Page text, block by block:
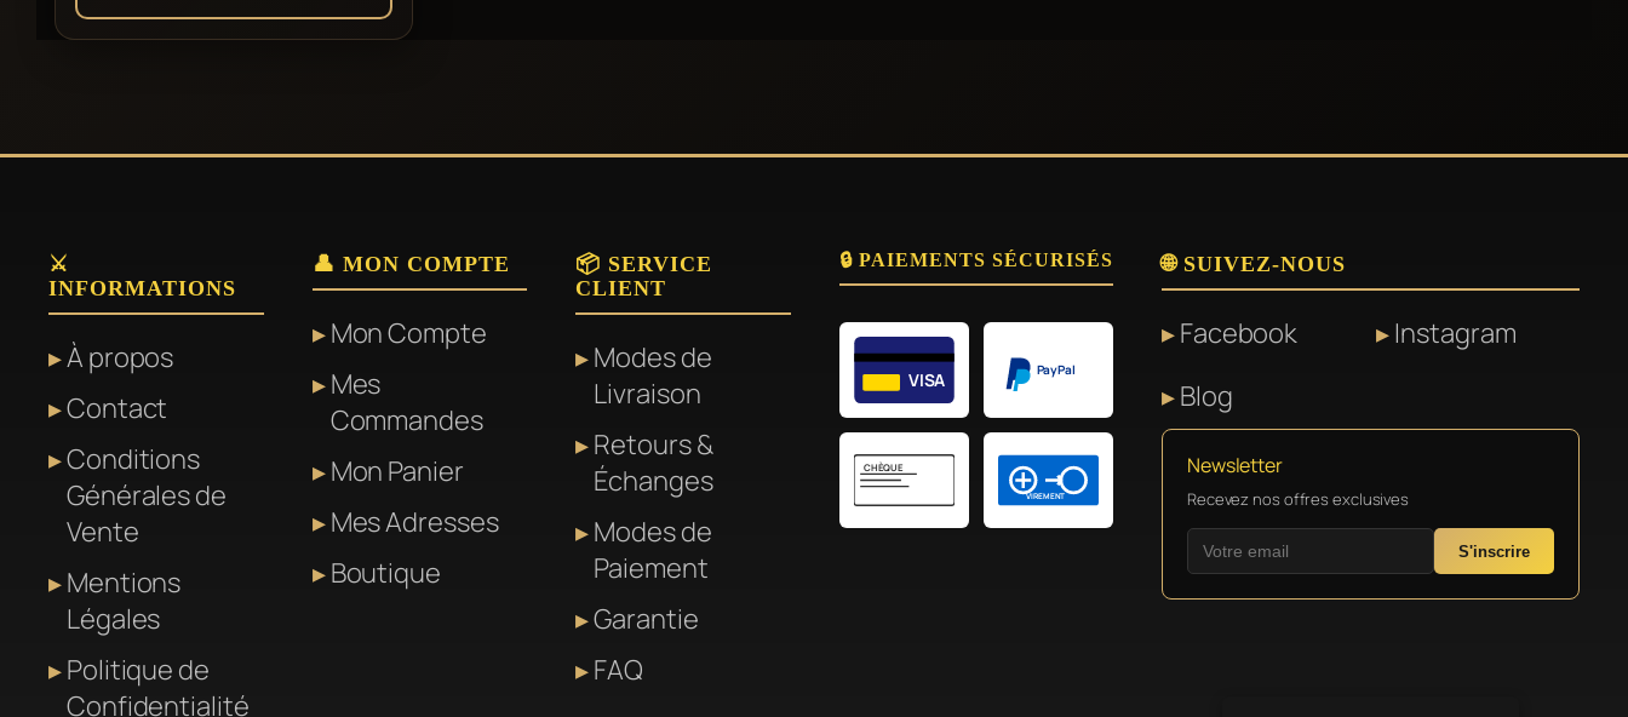
⚔️
INFORMATIONS
À propos
Contact
Conditions
Générales de
Vente
Mentions
Légales
Politique de
Confidentialité
👤 MON COMPTE
Mon Compte
Mes
Commandes
Mon Panier
Mes Adresses
Boutique
📦 SERVICE
CLIENT
Modes de
Livraison
Retours &
Échanges
Modes de
Paiement
Garantie
FAQ
🔒 PAIEMENTS SÉCURISÉS
VISA PayPal
CHÈQUE
VIREMENT
🌐 SUIVEZ-NOUS
Facebook
Instagram
Blog
Newsletter
Recevez nos offres exclusives
S'inscrire